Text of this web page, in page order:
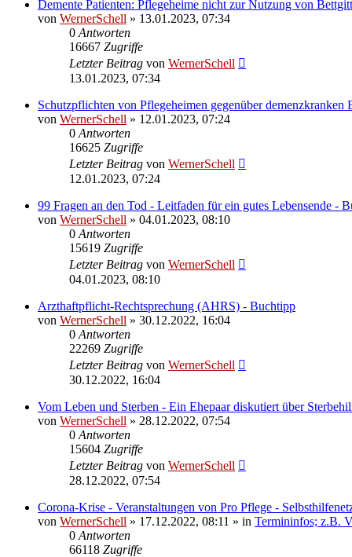
Demente Patienten: Pflegeheime nicht zur Nutzung von
von WernerSchell » 13.01.2023, 07:34
0 Antworten
16667 Zugriffe
Letzter Beitrag von WernerSchell
13.01.2023, 07:34
Schutzpflichten von Pflegeheimen gegenüber
von WernerSchell » 12.01.2023, 07:24
0 Antworten
16625 Zugriffe
Letzter Beitrag von WernerSchell
12.01.2023, 07:24
99 Fragen an den Tod - Leitfaden für ein gutes Lebensende -
von WernerSchell » 04.01.2023, 08:10
0 Antworten
15619 Zugriffe
Letzter Beitrag von WernerSchell
04.01.2023, 08:10
Arzthaftpflicht-Rechtsprechung (AHRS) - Buchtipp
von WernerSchell » 30.12.2022, 16:04
0 Antworten
22269 Zugriffe
Letzter Beitrag von WernerSchell
30.12.2022, 16:04
Vom Leben und Sterben - Ein Ehepaar diskutiert über
von WernerSchell » 28.12.2022, 07:54
0 Antworten
15604 Zugriffe
Letzter Beitrag von WernerSchell
28.12.2022, 07:54
Corona-Krise - Veranstaltungen von Pro Pflege -
von WernerSchell » 17.12.2022, 08:11 » in Termininfos; z.B.
0 Antworten
66118 Zugriffe